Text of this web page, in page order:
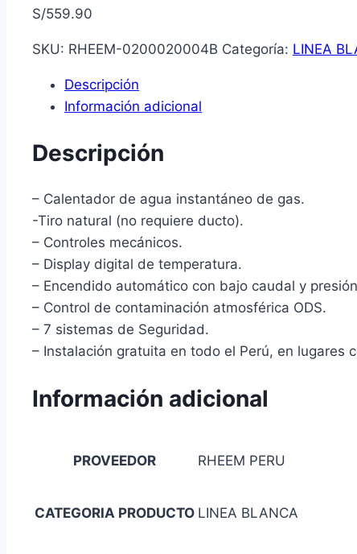
S/559.90
SKU: RHEEM-0200020004B Categoría: LINEA
Descripción
Información adicional
Descripción
– Calentador de agua instantáneo de gas.
-Tiro natural (no requiere ducto).
– Controles mecánicos.
– Display digital de temperatura.
– Encendido automático con bajo caudal y
– Control de contaminación atmosférica ODS.
– 7 sistemas de Seguridad.
– Instalación gratuita en todo el Perú, en lugares
Información adicional
PROVEEDOR RHEEM PERU
CATEGORIA PRODUCTO LINEA BLANCA